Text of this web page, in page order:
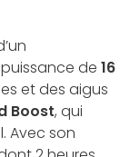
de 16
et des aigus
Boost, qui
Avec son